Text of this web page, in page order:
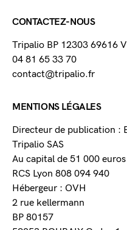
CONTACTEZ-NOUS
Tripalio BP 12303 69616
04 81 65 33 70
contact@tripalio.fr
MENTIONS LÉGALES
Directeur de publication :
Tripalio SAS
Au capital de 51 000 euros
RCS Lyon 808 094 940
Hébergeur : OVH
2 rue kellermann
BP 80157